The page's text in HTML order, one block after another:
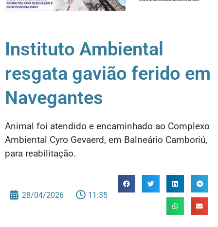
Instituto Ambiental
resgata gavião ferido em
Navegantes
Animal foi atendido e encaminhado ao Complexo
Ambiental Cyro Gevaerd, em Balneário Camboriú,
para reabilitação.
28/04/2026 11:35